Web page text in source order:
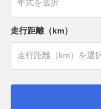
走行距離（km）